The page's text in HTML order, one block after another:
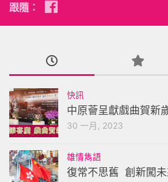
跟隨：
快訊
中原薈呈獻戲曲賀新
30 一月, 2023
雄情雋語
復常不思舊 創新闖